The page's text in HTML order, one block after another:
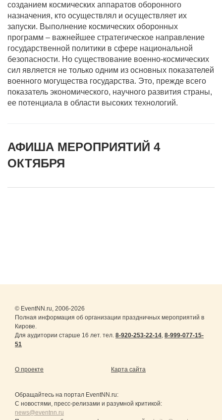
созданием космических аппаратов оборонного
назначения, кто осуществлял и осуществляет их
запуски. Выполнение космических оборонных
программ – важнейшее стратегическое направление
государственной политики в сфере национальной
безопасности. Но существование военно-космических
сил является не только одним из основных показателей
военного могущества государства. Это, прежде всего
показатель экономического, научного развития страны,
ее потенциала в области высоких технологий.
АФИША МЕРОПРИЯТИЙ 4
ОКТЯБРЯ
© EventNN.ru, 2006-2026
Полная информация об организации праздничных мероприятий в
Кирове.
Для аудитории старше 16 лет. тел. 8-920-253-22-14, 8-999-077-15-
51
О проекте Карта сайта
Обращайтесь на портал EventNN.ru:
С новостями, пресс-релизами и разумной критикой:
news@eventnn.ru